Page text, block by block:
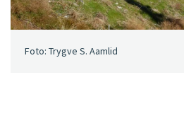
Foto: Trygve S. Aamlid